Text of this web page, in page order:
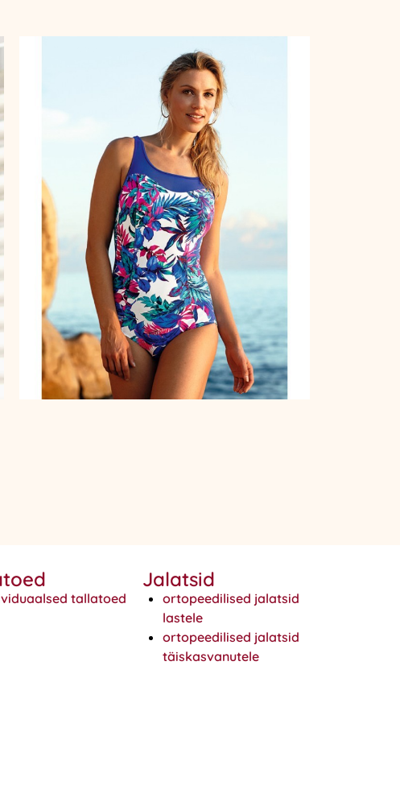
tallatoed
Jalatsid
ortopeedilised jalatsid
lastele
ortopeedilised jalatsid
täiskasvanutele